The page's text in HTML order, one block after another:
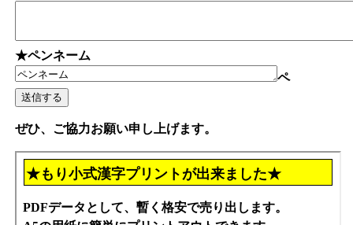
★ペンネーム
ペ
ぜひ、ご協力お願い申し上げます。